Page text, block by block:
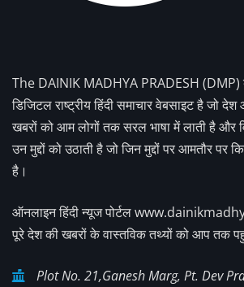
The DAINIK MADHYA PRADESH (DMP)
डिजिटल राष्ट्रीय हिंदी समाचार वेबसाइट है जो
खबरों को आम लोगों तक सरल भाषा में लाती है
उन मुद्दों को उठाती है जो जिन मुद्दों पर आमतौर पर
है।
ऑनलाइन हिंदी न्यूज पोर्टल
पूरे देश की खबरों के वास्तविक तथ्यों को आप तक
Plot No. 21,Ganesh Marg, Pt. Dev